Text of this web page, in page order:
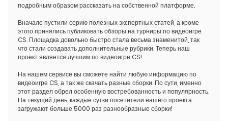
подробным образом рассказать на собственной платформе.
Вначале пустили серию полезных экспертных статей, а кроме
этого принялись публиковать обзоры на турниры по видеоигре
CS. Площадка довольно быстро стала весьма знаменитой, так
что стали создавать дополнительные рубрики. Теперь наш
проект является лучшим по видеоигре CS!
На нашем сервисе вы сможете найти любую информацию по
видеоигре CS, а так же скачать разные сборки. По сути, именно
этот раздел обрел особенную востребованность и популярность.
На текущий день, каждые сутки посетители нашего проекта
загружают больше 5000 раз разнообразные сборки!